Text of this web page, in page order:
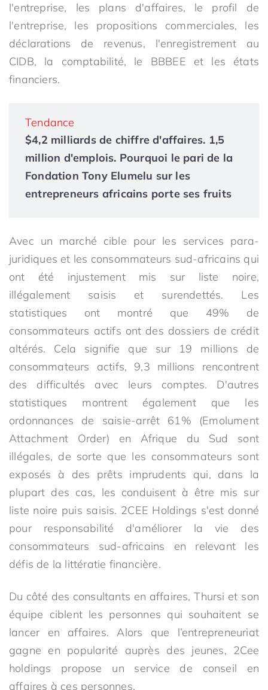
l'entreprise, les plans d'affaires, le profil de
l'entreprise, les propositions commerciales, les
déclarations de revenus, l'enregistrement au
CIDB, la comptabilité, le BBBEE et les états
financiers.
Tendance
$4,2 milliards de chiffre d'affaires. 1,5
million d'emplois. Pourquoi le pari de la
Fondation Tony Elumelu sur les
entrepreneurs africains porte ses fruits
Avec un marché cible pour les services para-
juridiques et les consommateurs sud-africains qui
ont été injustement mis sur liste noire,
illégalement saisis et surendettés. Les
statistiques ont montré que 49% de
consommateurs actifs ont des dossiers de crédit
altérés. Cela signifie que sur 19 millions de
consommateurs actifs, 9,3 millions rencontrent
des difficultés avec leurs comptes. D'autres
statistiques montrent également que les
ordonnances de saisie-arrêt 61% (Emolument
Attachment Order) en Afrique du Sud sont
illégales, de sorte que les consommateurs sont
exposés à des prêts imprudents qui, dans la
plupart des cas, les conduisent à être mis sur
liste noire puis saisis. 2CEE Holdings s'est donné
pour responsabilité d'améliorer la vie des
consommateurs sud-africains en relevant les
défis de la littératie financière.
Du côté des consultants en affaires, Thursi et son
équipe ciblent les personnes qui souhaitent se
lancer en affaires. Alors que l’entrepreneuriat
gagne en popularité auprès des jeunes, 2Cee
holdings propose un service de conseil en
affaires à ces personnes.